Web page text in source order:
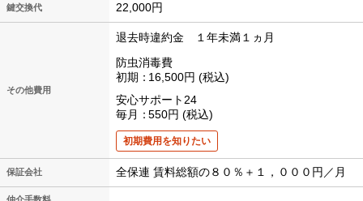
鍵交換代 22,000円
その他費用
退去時違約金 １年未満１ヵ月
防虫消毒費
初期
16,500円
税込
安心サポート24
毎月
550円 税込
初期費用を知りたい
保証会社 全保連 賃料総額の８０％＋１，０００円／月